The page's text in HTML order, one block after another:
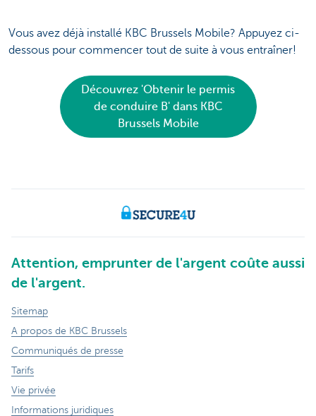
Vous avez déjà installé KBC Brussels Mobile? Appuyez ci-
dessous pour commencer tout de suite à vous entraîner!
Découvrez 'Obtenir le permis
de conduire B' dans KBC
Brussels Mobile
Attention, emprunter de l'argent coûte aussi
de l'argent.
Sitemap
A propos de KBC Brussels
Communiqués de presse
Tarifs
Vie privée
Informations juridiques